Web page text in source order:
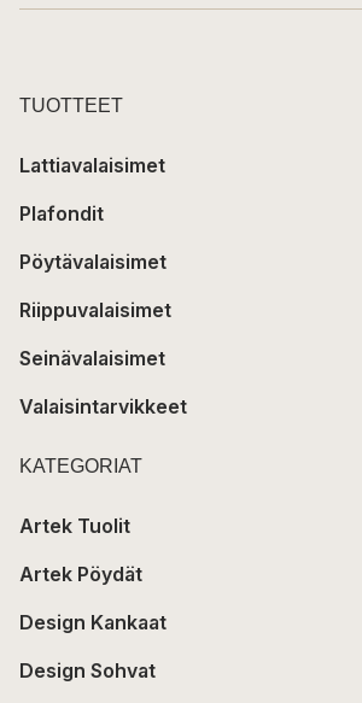
TUOTTEET
Lattiavalaisimet
Plafondit
Pöytävalaisimet
Riippuvalaisimet
Seinävalaisimet
Valaisintarvikkeet
KATEGORIAT
Artek Tuolit
Artek Pöydät
Design Kankaat
Design Sohvat